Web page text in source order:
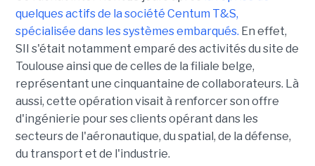
quelques actifs de la société Centum T&S,
spécialisée dans les systèmes embarqués. En effet,
SII s'était notamment emparé des activités du site de
Toulouse ainsi que de celles de la filiale belge,
représentant une cinquantaine de collaborateurs. Là
aussi, cette opération visait à renforcer son offre
d'ingénierie pour ses clients opérant dans les
secteurs de l'aéronautique, du spatial, de la défense,
du transport et de l'industrie.